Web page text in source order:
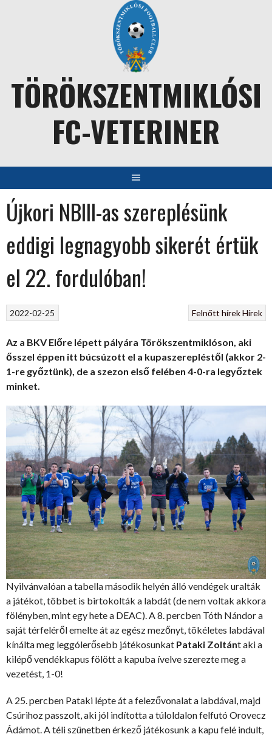
TÖRÖKSZENTMIKLÓSI
FC-VETERINER
Újkori NBIII-as szereplésünk
eddigi legnagyobb sikerét értük
el 22. fordulóban!
Felnőtt hírekHírek
2022-02-25
Az a BKV Előre lépett pályára Törökszentmiklóson, aki
ősszel éppen itt búcsúzott el a kupaszerepléstől (akkor 2-
1-re győztünk), de a szezon első felében 4-0-ra legyőztek
minket.
Nyilvánvalóan a tabella második helyén álló vendégek uralták
a játékot, többet is birtokolták a labdát (de nem voltak akkora
fölényben, mint egy hete a DEAC). A 8. percben Tóth Nándor a
saját térfeléről emelte át az egész mezőnyt, tökéletes labdával
kínálta meg leggólerősebb játékosunkat Pataki Zoltánt aki a
kilépő vendékkapus fölött a kapuba ívelve szerezte meg a
vezetést, 1-0!
A 25. percben Pataki lépte át a felezővonalat a labdával, majd
Csúrihoz passzolt, aki jól indította a túloldalon felfutó Orovecz
Ádámot. A téli szünetben érkező játékosunk a kapu felé indult,